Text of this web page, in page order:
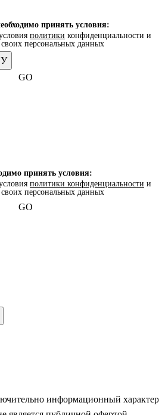
принять условия:
политики конфиденциальности и
своих персональных данных
GO
принять условия:
политики конфиденциальности и
своих персональных данных
GO
информационный характер